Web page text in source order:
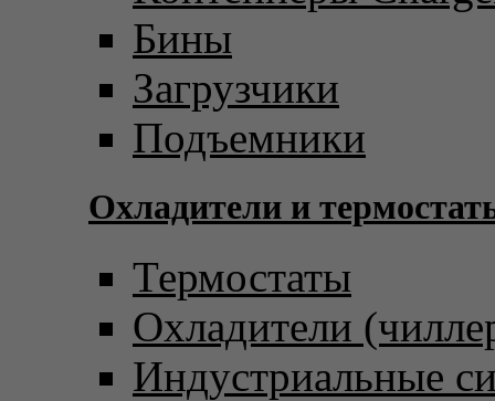
Бины
Загрузчики
Подъемники
Охладители и
Термостаты
Охладители
Индустриальные